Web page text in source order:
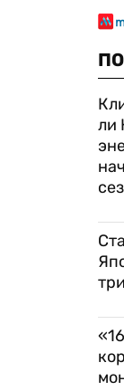
ли